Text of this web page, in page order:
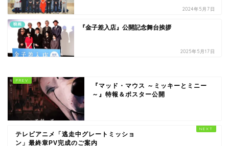
2024年5月7日
映画 『金子差入店』公開記念舞台挨拶
2025年5月17日
『マッド・マウス ～ミッキーとミニー
～』特報＆ポスター公開
テレビアニメ「逃走中グレートミッショ
ン」最終章PV完成のご案内